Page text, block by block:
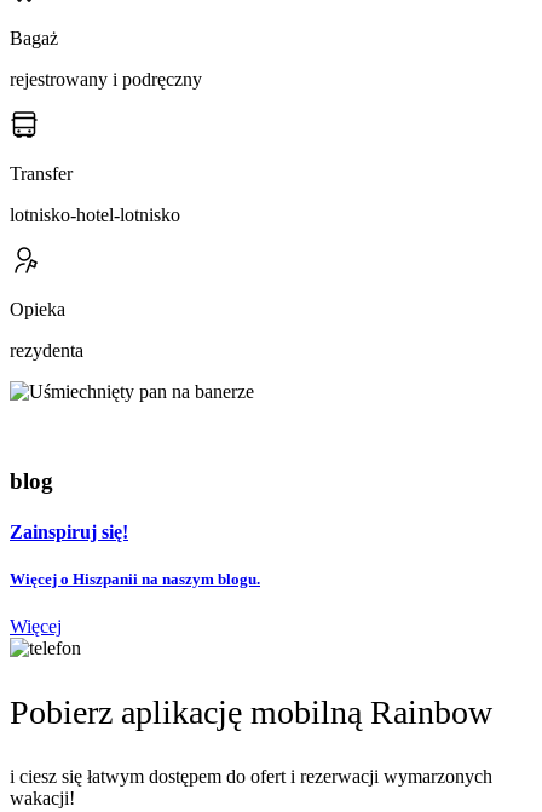
Bagaż
rejestrowany i podręczny
Transfer
lotnisko-hotel-lotnisko
Opieka
rezydenta
blog
Zainspiruj się!
Więcej o Hiszpanii na naszym blogu.
Więcej
Pobierz aplikację mobilną Rainbow
i ciesz się łatwym dostępem do ofert i rezerwacji wymarzonych
wakacji!